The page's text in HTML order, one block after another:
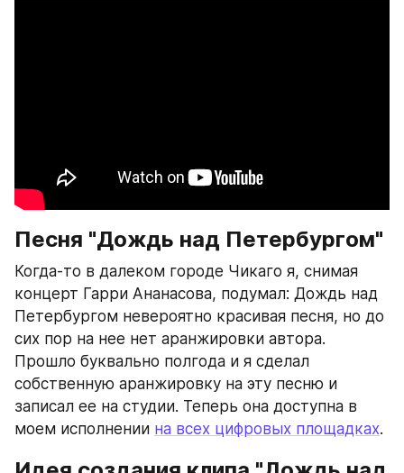
Песня "Дождь над Петербургом"
Когда-то в далеком городе Чикаго я, снимая
концерт Гарри Ананасова, подумал: Дождь над
Петербургом невероятно красивая песня, но до
сих пор на нее нет аранжировки автора.
Прошло буквально полгода и я сделал
собственную аранжировку на эту песню и
записал ее на студии. Теперь она доступна в
моем исполнении на всех цифровых площадках.